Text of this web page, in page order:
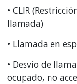
• CLIR
llamada)
• Llamada en
• Desvío de
ocupado, no